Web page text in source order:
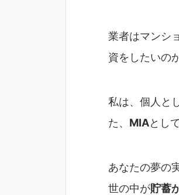
業者はマンシ
資をしたいの
私は、個人と
た、 MIAとし
あなたの夢の
世の中が貯蓄